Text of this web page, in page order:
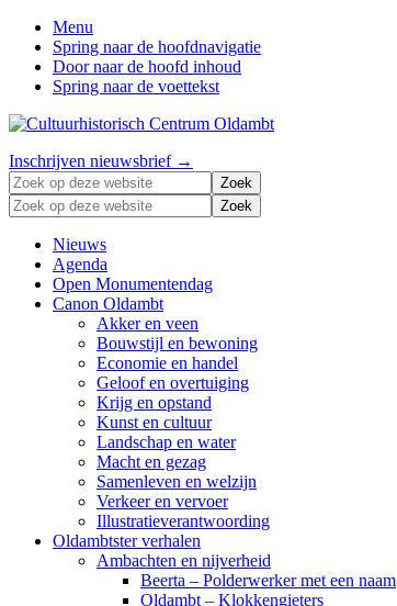
Menu
Spring naar de hoofdnavigatie
Door naar de hoofd inhoud
Spring naar de voettekst
Zonder
verleden
geen
toekomst
Header
Right
Inschrijven nieuwsbrief →
Zoek
op
deze
website
Zoek
op
deze
website
Nieuws
Agenda
Open Monumentendag
Canon Oldambt
Akker en veen
Bouwstijl en bewoning
Economie en handel
Geloof en overtuiging
Krijg en opstand
Kunst en cultuur
Landschap en water
Macht en gezag
Samenleven en welzijn
Verkeer en vervoer
Illustratieverantwoording
Oldambtster verhalen
Ambachten en nijverheid
Beerta – Polderwerker met een naam
Oldambt – Klokkengieters